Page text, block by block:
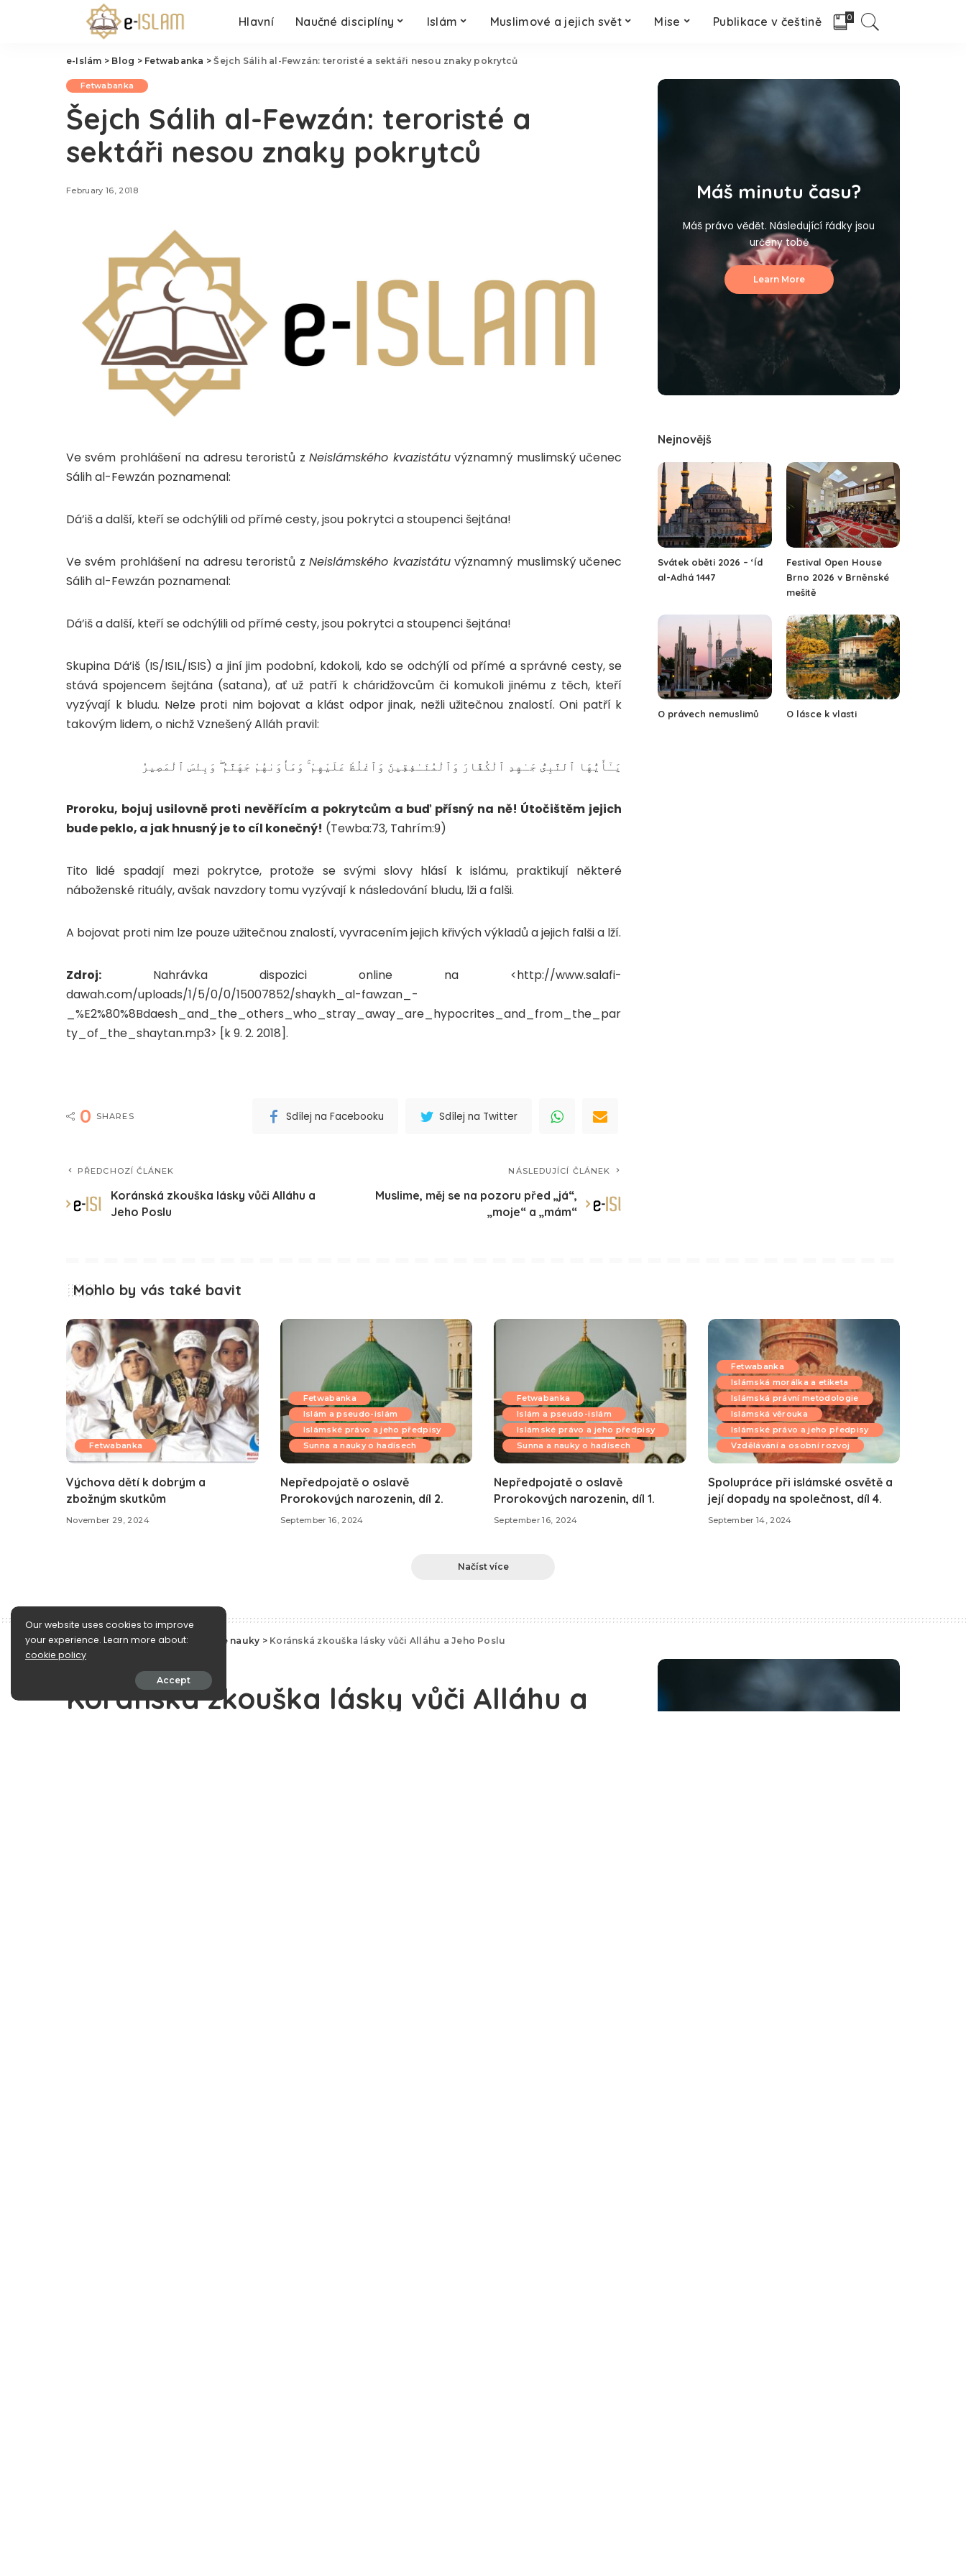
Hlavní Naučné disciplíny Islám Muslimové a jejich svět Mise Publikace v češtině 0
e-Islám > Blog > Fetwabanka >Šejch Sálih al-Fewzán: teroristé a sektáři nesou znaky pokrytců
Fetwabanka
Šejch Sálih al-Fewzán: teroristé a
sektáři nesou znaky pokrytců
February 16, 2018
Ve svém prohlášení na adresu teroristů zNeislámského kvazistátuvýznamný muslimský učenec
Sálih al-Fewzán poznamenal:
Dá’iš a další, kteří se odchýlili od přímé cesty, jsou pokrytci a stoupenci šejtána!
Ve svém prohlášení na adresu teroristů zNeislámského kvazistátuvýznamný muslimský učenec
Sálih al-Fewzán poznamenal:
Dá’iš a další, kteří se odchýlili od přímé cesty, jsou pokrytci a stoupenci šejtána!
Skupina Dá’iš (IS/ISIL/ISIS) a jiní jim podobní, kdokoli, kdo se odchýlí od přímé a správné cesty, se
stává spojencem šejtána (satana), ať už patří k cháridžovcům či komukoli jinému z těch, kteří
vyzývají k bludu. Nelze proti nim bojovat a klást odpor jinak, nežli užitečnou znalostí. Oni patří k
takovým lidem, o nichž Vznešený Alláh pravil:
يَـٰٓأَيُّهَا ٱلنَّبِىُّ جَـٰهِدِ ٱلْكُفَّارَ وَٱلْمُنَـٰفِقِينَ وَٱغْلُظْ عَلَيْهِمْ ۚ وَمَأْوَىٰهُمْ جَهَنَّمُ ۖ وَبِئْسَ ٱلْمَصِيرُ
Proroku, bojuj usilovně proti nevěřícím a pokrytcům a buď přísný na ně! Útočištěm jejich
bude peklo, a jak hnusný je to cíl konečný! (Tewba:73, Tahrím:9)
Tito lidé spadají mezi pokrytce, protože se svými slovy hlásí k islámu, praktikují některé
náboženské rituály, avšak navzdory tomu vyzývají k následování bludu, lži a falši.
A bojovat proti nim lze pouze užitečnou znalostí, vyvracením jejich křivých výkladů a jejich falši a lží.
Zdroj: Nahrávka dispozici online na <http://www.salafi-
dawah.com/uploads/1/5/0/0/15007852/shaykh_al-fawzan_-
_%E2%80%8Bdaesh_and_the_others_who_stray_away_are_hypocrites_and_from_the_par
ty_of_the_shaytan.mp3> [k 9. 2. 2018].
0 SHARES Sdílej na Facebooku Sdílej na Twitter
PŘEDCHOZÍ ČLÁNEK
Koránská zkouška lásky vůči Alláhu a
Jeho Poslu
NÁSLEDUJÍCÍ ČLÁNEK
Muslime, měj se na pozoru před „já“,
„moje“ a „mám“
Máš minutu času?
Máš právo vědět. Následující řádky jsou
určeny tobě
Learn More
Nejnovějš
Svátek oběti 2026 – ‘Íd
al-Adhá 1447
Festival Open House
Brno 2026 v Brněnské
mešitě
O právech nemuslimů O lásce k vlasti
Mohlo by vás také bavit
Fetwabanka
Výchova dětí k dobrým a
zbožným skutkům
November 29, 2024
Fetwabanka
Islám a pseudo-islám
Islámské právo a jeho předpisy
Sunna a nauky o hadísech
Nepředpojatě o oslavě
Prorokových narozenin, díl 2.
September 16, 2024
Fetwabanka
Islám a pseudo-islám
Islámské právo a jeho předpisy
Sunna a nauky o hadísech
Nepředpojatě o oslavě
Prorokových narozenin, díl 1.
September 16, 2024
Fetwabanka
Islámská morálka a etiketa
Islámská právní metodologie
Islámská věrouka
Islámské právo a jeho předpisy
Vzdělávání a osobní rozvoj
Spolupráce při islámské osvětě a
její dopady na společnost, díl 4.
September 14, 2024
Načíst více
e-Islám >Blog>Korán a koránské nauky > Koránská zkouška lásky vůči Alláhu a Jeho Poslu
Koránská zkouška lásky vůči Alláhu a
Our website uses cookies to improve
your experience. Learn more about:
cookie policy
Accept